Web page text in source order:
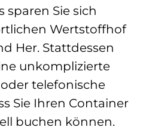
sparen Sie sich
Wertstoffhof
Her. Stattdessen
unkomplizierte
telefonische
Sie Ihren Container
buchen können.